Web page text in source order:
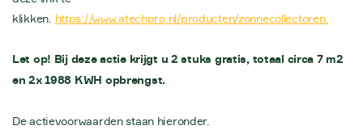
klikken. https://www.atechpro.nl/producten/zonnecollectoren.
Let op! Bij deze actie krijgt u 2 stuks gratis, totaal circa 7 m2
en 2x 1988 KWH opbrengst.
De actievoorwaarden staan hieronder.